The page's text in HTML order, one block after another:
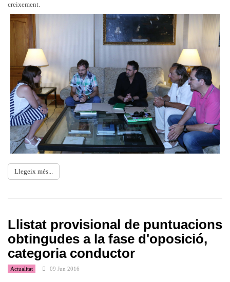
creixement.
Llegeix més...
Llistat provisional de puntuacions
obtingudes a la fase d'oposició,
categoria conductor
Actualitat 09 Jun 2016